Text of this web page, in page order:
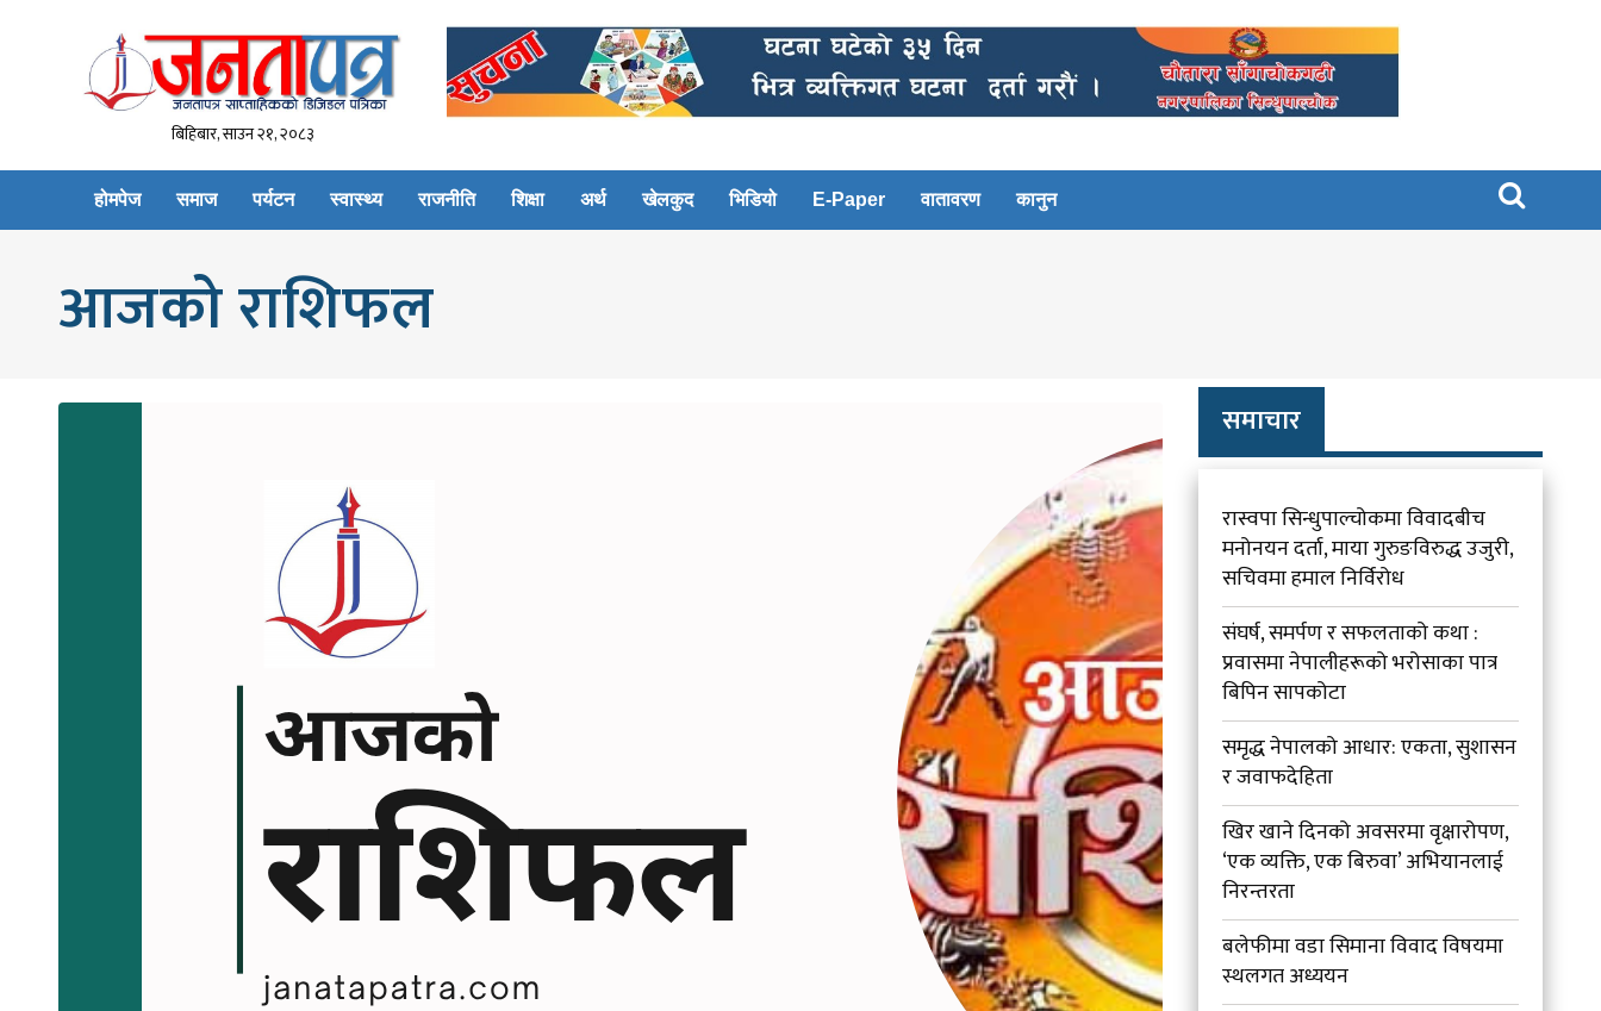
बिहिबार, साउन २१, २०८३
होमपेज समाज पर्यटन स्वास्थ्य राजनीति शिक्षा अर्थ खेलकुद भिडियो E-Paper वातावरण कानुन 
आजको राशिफल
समाचार
रास्वपा सिन्धुपाल्चोकमा विवादबीच
मनोनयन दर्ता, माया गुरुङविरुद्ध उजुरी,
सचिवमा हमाल निर्विरोध
संघर्ष, समर्पण र सफलताको कथा :
प्रवासमा नेपालीहरूको भरोसाका पात्र
बिपिन सापकोटा
समृद्ध नेपालको आधार: एकता, सुशासन
र जवाफदेहिता
खिर खाने दिनको अवसरमा वृक्षारोपण,
‘एक व्यक्ति, एक बिरुवा’ अभियानलाई
निरन्तरता
बलेफीमा वडा सिमाना विवाद विषयमा
स्थलगत अध्ययन